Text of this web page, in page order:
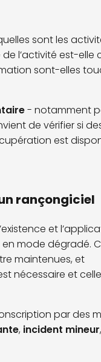
sont les
l’activité est-elle
sont-elles
- notamment
de vérifier si
est
rançongiciel
et
mode dégradé.
maintenues, et
nécessaire et
par des
, incident mineur,